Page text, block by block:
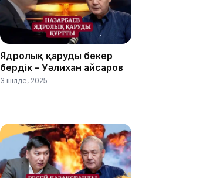
Ядролық қаруды бекер
бердік – Уәлихан Қайсаров
3 шілде, 2025